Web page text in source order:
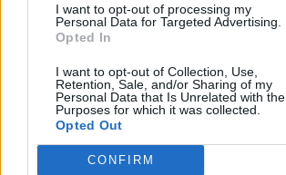
I want to opt-out of processing my
Personal Data for Targeted Advertising.
Opted In
I want to opt-out of Collection, Use,
Retention, Sale, and/or Sharing of my
Personal Data that Is Unrelated with the
Purposes for which it was collected.
Opted Out
CONFIRM